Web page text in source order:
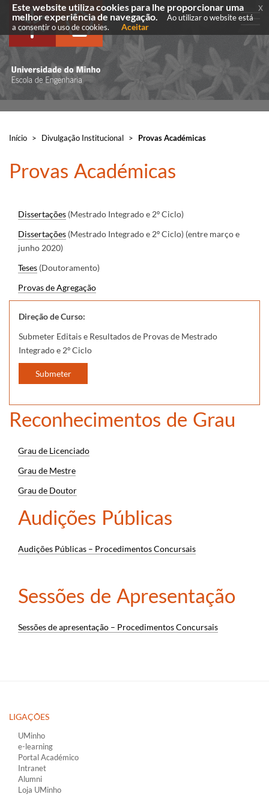
Início > Divulgação Institucional > Provas Académicas
​Provas Académicas
Dissertações (Mestrado Integrado e 2º Ciclo)
Dissertações (Mestrado Integrado e 2º Ciclo) (entre março e
junho 2020)
Teses (Doutoramento)
Provas de Agregação
Direção de Curso:
Submeter Editais e Resultados de Provas de Mestrado
Integrado e 2º Ciclo
Submeter
​Reconhecimentos de Grau
Grau de Licenciado
Grau de Mestre
Grau de Doutor
Audições Públicas
Audições Públicas – Procedimentos Concursais
Sessões de Apresentação
Sessões de apresentação – Procedimentos Concursais
LIGAÇÕES​
UMinho
e-learning
Portal Académico
Intranet
Alumni
Loja UMinho
Este website utiliza cookies para lhe proporcionar uma
melhor experiência de navegação.
Ao utilizar o website está
a consentir o uso de cookies.
Aceitar
x